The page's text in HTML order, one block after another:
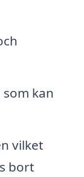
kan
vilket
bort